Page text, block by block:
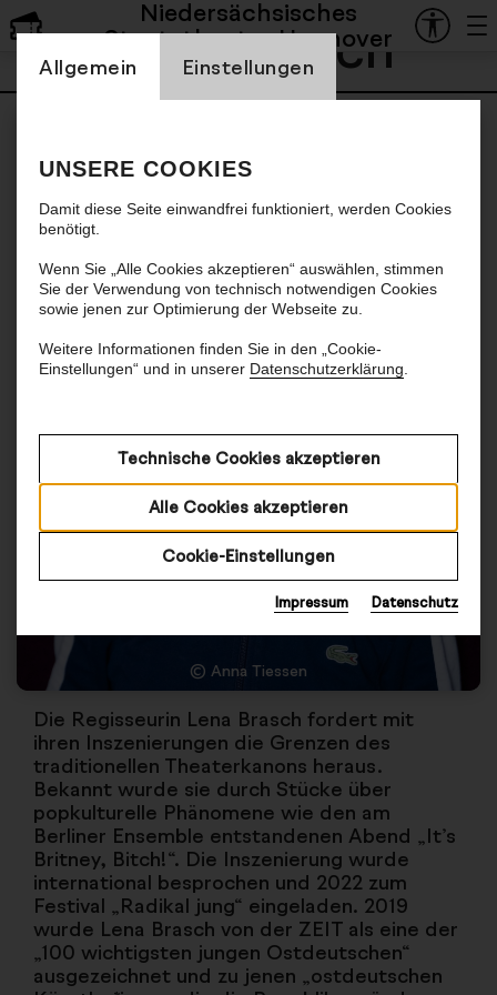
Einstellung Cookienbanner
Allgemein
Einstellungen
UNSERE COOKIES
Damit diese Seite einwandfrei funktioniert, werden Cookies
benötigt.
Wenn Sie „Alle Cookies akzeptieren“ auswählen, stimmen
Sie der Verwendung von technisch notwendigen Cookies
sowie jenen zur Optimierung der Webseite zu.
Weitere Informationen finden Sie in den „Cookie-
Einstellungen“ und in unserer Datenschutzerklärung
Technische Cookies akzeptieren
Alle Cookies akzeptieren
Cookie-Einstellungen
Impressum Datenschutz
Niedersächsisches
Staatstheater Hannover
Lena Brasch
© Anna Tiessen
Die Regisseurin Lena Brasch fordert mit
ihren Inszenierungen die Grenzen des
traditionellen Theaterkanons heraus.
Bekannt wurde sie durch Stücke über
popkulturelle Phänomene wie den am
Berliner Ensemble entstandenen Abend „It’s
Britney, Bitch!“. Die Inszenierung wurde
international besprochen und 2022 zum
Festival „Radikal jung“ eingeladen. 2019
wurde Lena Brasch von der ZEIT als eine der
„100 wichtigsten jungen Ostdeutschen“
ausgezeichnet und zu jenen „ostdeutschen